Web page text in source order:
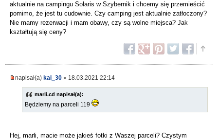
aktualnie na campingu Solaris w Szybernik i chcemy się przemieścić
pomimo, że jest tu cudownie. Czy camping jest aktualnie zatłoczony?
Nie mamy rezerwacji i mam obawy, czy są wolne miejsca? Jak
kształtują się ceny?
napisał(a) kai_30 » 18.03.2021 22:14
marli.cd napisał(a):
Będziemy na parceli 119
Hej, marli, macie może jakieś fotki z Waszej parceli? Czystym